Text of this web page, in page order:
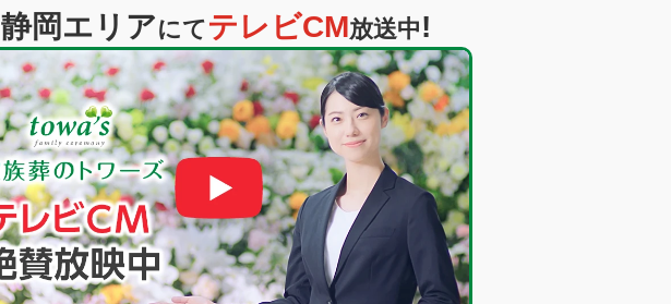
静岡エリアにてテレビCM放送中!